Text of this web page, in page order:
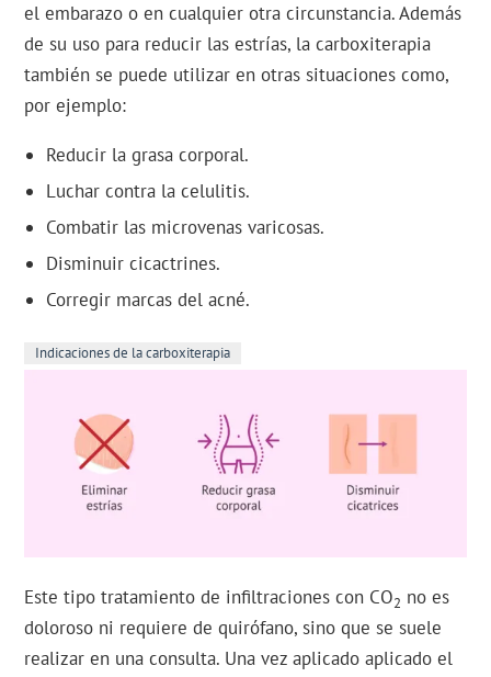
el embarazo o en cualquier otra circunstancia. Además
de su uso para reducir las estrías, la carboxiterapia
también se puede utilizar en otras situaciones como,
por ejemplo:
Reducir la grasa corporal.
Luchar contra la celulitis.
Combatir las microvenas varicosas.
Disminuir cicactrines.
Corregir marcas del acné.
Indicaciones de la carboxiterapia
Este tipo tratamiento de infiltraciones con CO2 no es
doloroso ni requiere de quirófano, sino que se suele
realizar en una consulta. Una vez aplicado aplicado el